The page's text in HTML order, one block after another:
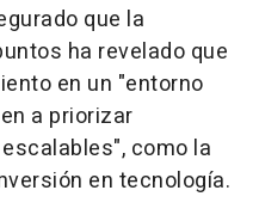
que la
ha revelado que
en un "entorno
a priorizar
como la
en tecnología.